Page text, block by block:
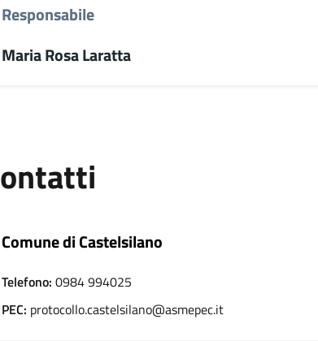
Responsabile
Maria Rosa Laratta
Comune di Castelsilano
Telefono: 0984 994025
PEC: protocollo.castelsilano@asmepec.it